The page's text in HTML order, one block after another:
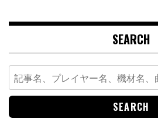
SEARCH
Search
for: